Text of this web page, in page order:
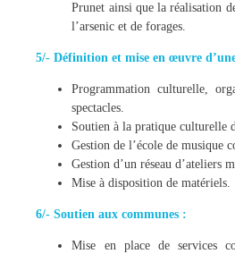
Prunet ainsi que la réalisation
l’arsenic et de forages.
5/- Définition et mise en œuvre
Programmation culturelle,
spectacles.
Soutien à la pratique culturelle
Gestion de l’école de musique
Gestion d’un réseau d’ateliers
Mise à disposition de matériels.
6/- Soutien aux communes :
Mise en place de services